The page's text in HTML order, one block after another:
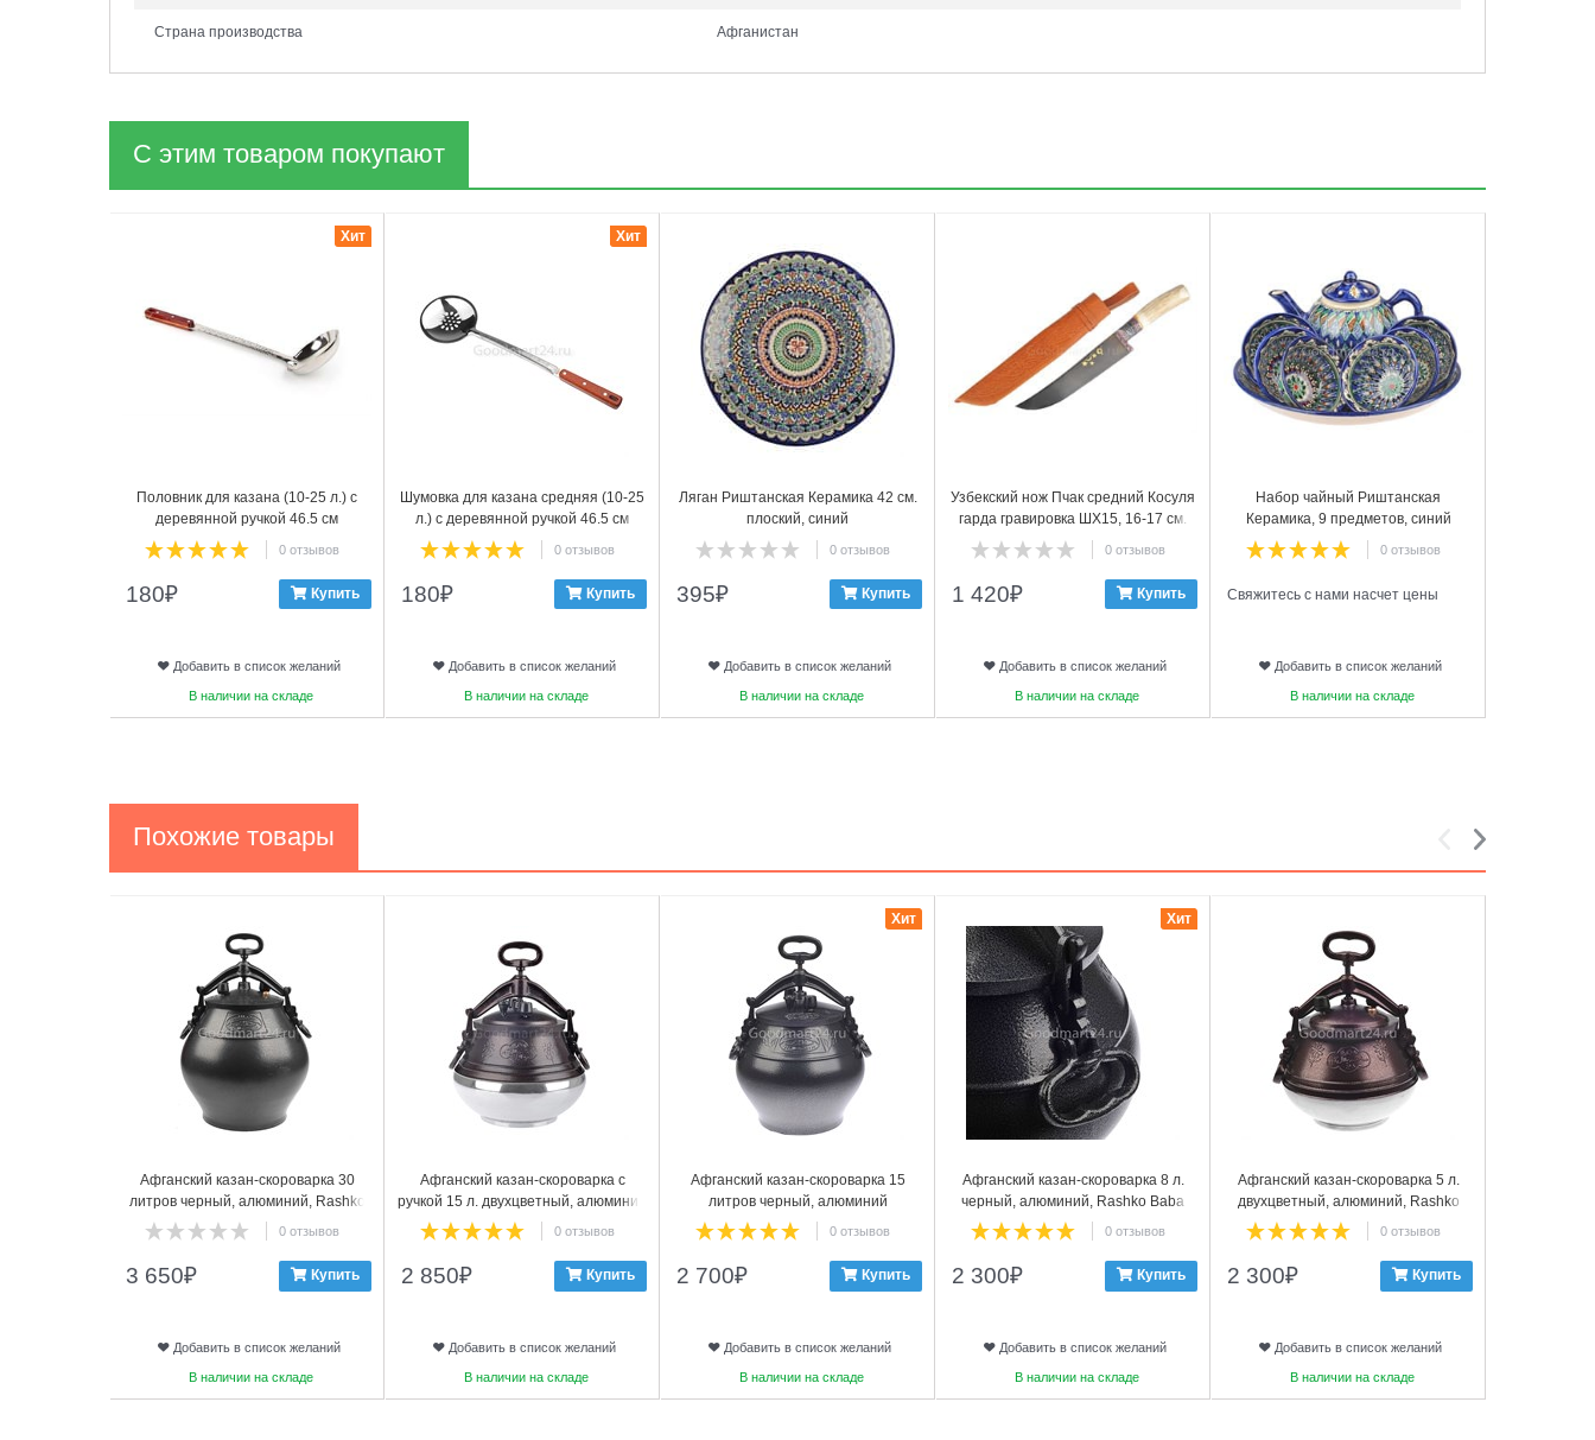
Страна производства Афганистан
С этим товаром покупают
Половник для казана (10-25 л.) с
деревянной ручкой 46.5 см
0 отзывов
Хит
180₽ Купить
Добавить в список желаний
В наличии на складе
Шумовка для казана средняя (10-25
л.) с деревянной ручкой 46.5 см
0 отзывов
Хит
180₽ Купить
Добавить в список желаний
В наличии на складе
Ляган Риштанская Керамика 42 см.
плоский, синий
0 отзывов
395₽ Купить
Добавить в список желаний
В наличии на складе
Узбекский нож Пчак средний Косуля
гарда гравировка ШХ15, 16-17 см.
арт.2
0 отзывов
1 420₽ Купить
Добавить в список желаний
В наличии на складе
Набор чайный Риштанская
Керамика, 9 предметов, синий
0 отзывов
Свяжитесь с нами насчет цены
Добавить в список желаний
В наличии на складе
Похожие товары
Афганский казан-скороварка 30
литров черный, алюминий, Rashko
Baba
0 отзывов
3 650₽ Купить
Добавить в список желаний
В наличии на складе
Афганский казан-скороварка с
ручкой 15 л. двухцветный, алюминий
0 отзывов
2 850₽ Купить
Добавить в список желаний
В наличии на складе
Афганский казан-скороварка 15
литров черный, алюминий
0 отзывов
Хит
2 700₽ Купить
Добавить в список желаний
В наличии на складе
Афганский казан-скороварка 8 л.
черный, алюминий, Rashko Baba
LTD
0 отзывов
Хит
2 300₽ Купить
Добавить в список желаний
В наличии на складе
Афганский казан-скороварка 5 л.
двухцветный, алюминий, Rashko
Baba
0 отзывов
2 300₽ Купить
Добавить в список желаний
В наличии на складе